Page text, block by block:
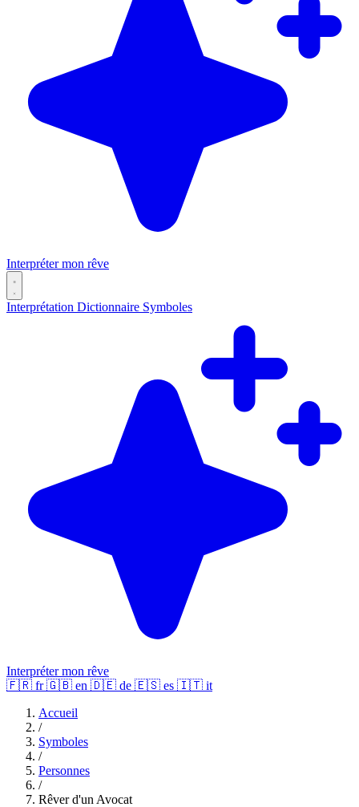
Interpréter mon rêve
Interprétation Dictionnaire Symboles
Interpréter mon rêve
🇫🇷 fr 🇬🇧 en 🇩🇪 de 🇪🇸 es 🇮🇹 it
Accueil
/
Symboles
/
Personnes
/
Rêver d'un Avocat